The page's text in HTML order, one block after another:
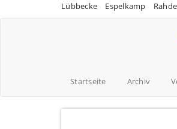
Lübbecke Espelkamp
Startseite Archiv